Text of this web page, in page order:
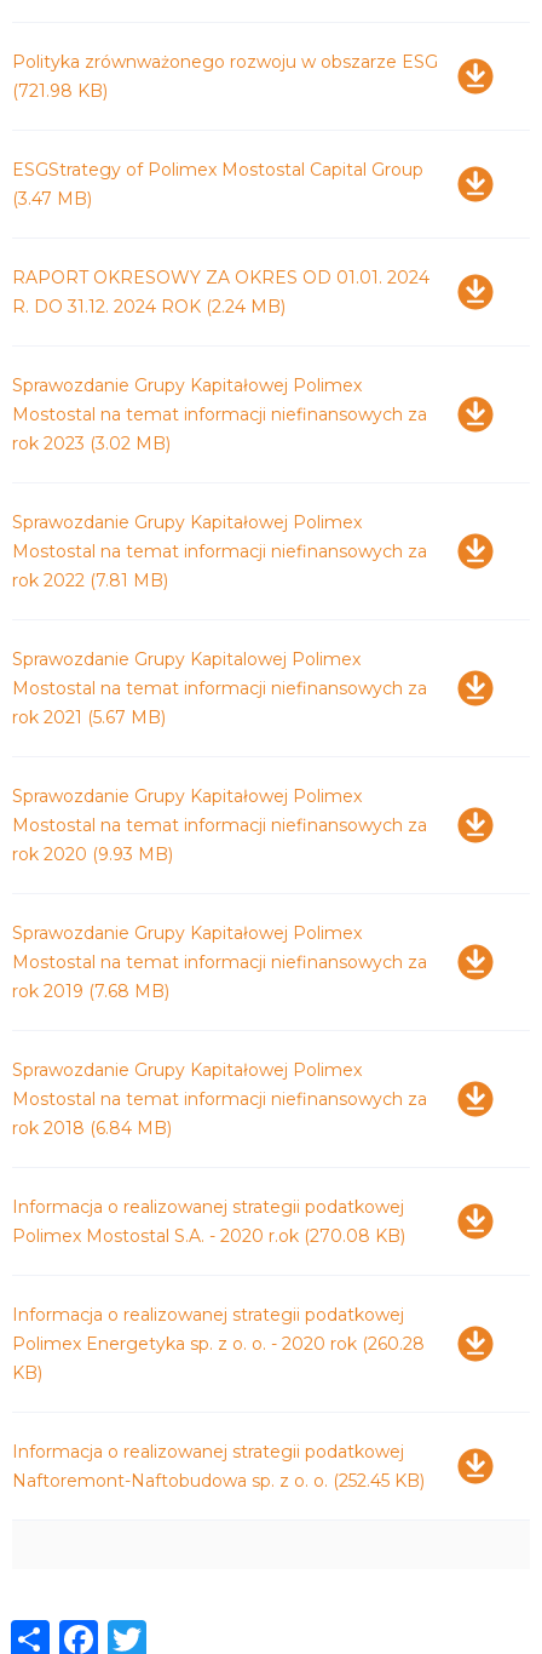
Pobierz
Polityka zrównważonego rozwoju w obszarze ESG
(721.98 KB)
Pobierz
ESGStrategy of Polimex Mostostal Capital Group
(3.47 MB)
Pobierz
RAPORT OKRESOWY ZA OKRES OD 01.01. 2024
R. DO 31.12. 2024 ROK (2.24 MB)
Pobierz
Sprawozdanie Grupy Kapitałowej Polimex
Mostostal na temat informacji niefinansowych za
rok 2023 (3.02 MB)
Pobierz
Sprawozdanie Grupy Kapitałowej Polimex
Mostostal na temat informacji niefinansowych za
rok 2022 (7.81 MB)
Pobierz
Sprawozdanie Grupy Kapitalowej Polimex
Mostostal na temat informacji niefinansowych za
rok 2021 (5.67 MB)
Pobierz
Sprawozdanie Grupy Kapitałowej Polimex
Mostostal na temat informacji niefinansowych za
rok 2020 (9.93 MB)
Pobierz
Sprawozdanie Grupy Kapitałowej Polimex
Mostostal na temat informacji niefinansowych za
rok 2019 (7.68 MB)
Pobierz
Sprawozdanie Grupy Kapitałowej Polimex
Mostostal na temat informacji niefinansowych za
rok 2018 (6.84 MB)
Pobierz
Informacja o realizowanej strategii podatkowej
Polimex Mostostal S.A. - 2020 r.ok (270.08 KB)
Pobierz
Informacja o realizowanej strategii podatkowej
Polimex Energetyka sp. z o. o. - 2020 rok (260.28
KB)
Pobierz
Informacja o realizowanej strategii podatkowej
Naftoremont-Naftobudowa sp. z o. o. (252.45 KB)
ShareFacebook